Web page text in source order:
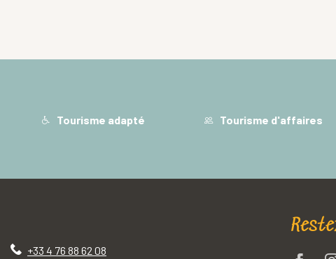
Tourisme adapté Tourisme d'affaires
+33 4 76 88 62 08